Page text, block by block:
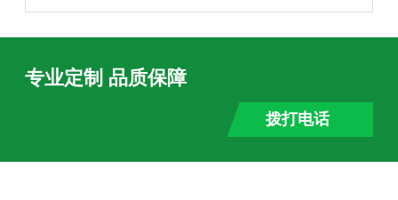
专业定制 品质保障
拨打电话